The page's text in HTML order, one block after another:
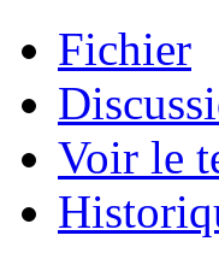
Fichier
Voir le